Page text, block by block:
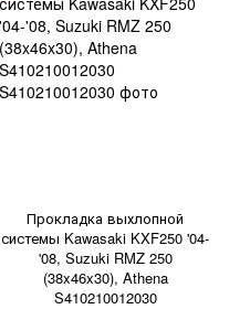
Прокладка выхлопной
системы Kawasaki KXF250 '04-
'08, Suzuki RMZ 250
(38x46x30), Athena
S410210012030